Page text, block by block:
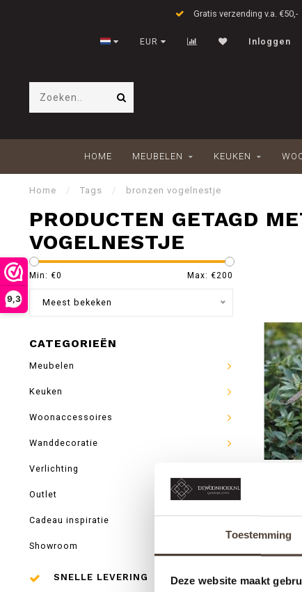
Toestemming
Deze website maakt
9,3
Gratis verzending v.a. €50,-
EUR Inloggen
HOME MEUBELEN KEUKEN
Home / Tags / bronzen vogelnestje
PRODUCTEN GETAGD
VOGELNESTJE
Min: €0 Max: €200
Meest bekeken
CATEGORIEËN
Meubelen
Keuken
Woonaccessoires
Wanddecoratie
Verlichting
Outlet
Cadeau inspiratie
Showroom
SNELLE LEVERING